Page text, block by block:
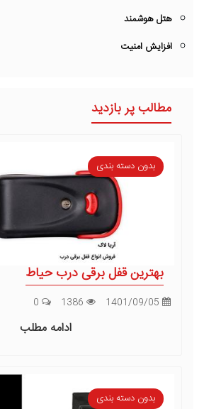
هتل هوشمند
افزایش امنیت
مطالب پر بازدید
بدون دسته بندی
بهترین قفل برقی درب حیاط
ادامه مطلب
بدون دسته بندی